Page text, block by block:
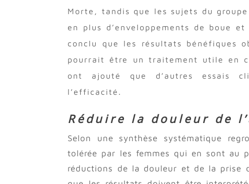
Morte, tandis que les sujets du
en plus d’enveloppements de boue
conclu que les résultats bénéfiques
pourrait être un traitement utile en
ont ajouté que d’autres essais
l’efficacité.
Réduire la douleur de
Selon une synthèse systématique
tolérée par les femmes qui en sont au
réductions de la douleur et de la prise